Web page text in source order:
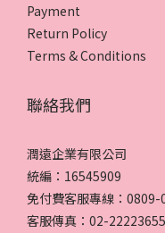
Payment
Return Policy
Terms & Conditions
聯絡我們
潤遠企業有限公司
統編：16545909
免付費客服專線：0809-
客服傳真：02-22223655